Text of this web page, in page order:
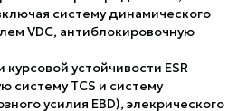
систему динамического
VDC, антиблокировочную
устойчивости ESR
систему TCS и систему
усилия EBD), элекрического